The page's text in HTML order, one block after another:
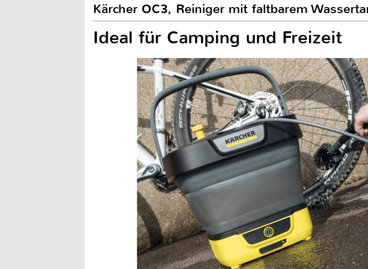
Kärcher OC3, Reiniger mit faltbarem
Ideal für Camping und Freizeit